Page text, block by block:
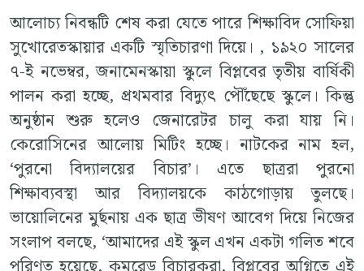
আলোচ্য নিবন্ধটি শেষ করা যেতে পারে শিক্ষাবিদ সোফিয়া
সুখোরেতস্কায়ার একটি স্মৃতিচারণা দিয়ে। , ১৯২০ সালের
৭-ই নভেম্বর, জনামেনস্কায়া স্কুলে বিপ্লবের তৃতীয় বার্ষিকী
পালন করা হচ্ছে, প্রথমবার বিদ্যুৎ পৌঁছেছে স্কুলে। কিন্তু
অনুষ্ঠান শুরু হলেও জেনারেটর চালু করা যায় নি।
কেরোসিনের আলোয় মিটিং হচ্ছে। নাটকের নাম হল,
‘পুরনো বিদ্যালয়ের বিচার’। এতে ছাত্ররা পুরনো
শিক্ষাব্যবস্থা আর বিদ্যালয়কে কাঠগোড়ায় তুলছে।
ভায়োলিনের মুর্ছনায় এক ছাত্র ভীষণ আবেগ দিয়ে নিজের
সংলাপ বলছে, ‘আমাদের এই স্কুল এখন একটা গলিত শবে